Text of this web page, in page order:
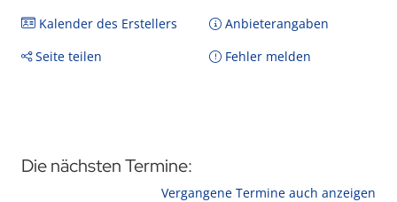
Kalender des Erstellers
Anbieterangaben
Seite teilen
Fehler melden
Die nächsten Termine:
Vergangene Termine auch anzeigen